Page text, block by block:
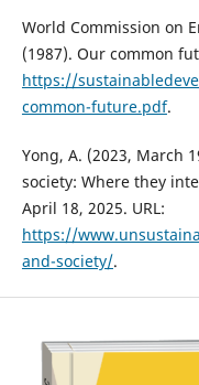
World Commission on
(1987). Our common
https://
common-future.pdf.
Yong, A. (2023, March
society: Where they
April 18, 2025. URL:
https://
and-society/.